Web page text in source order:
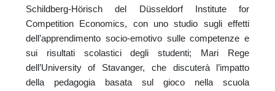
Schildberg-Hörisch del Düsseldorf Institute for
Competition Economics, con uno studio sugli effetti
dell’apprendimento socio-emotivo sulle competenze e
sui risultati scolastici degli studenti; Mari Rege
dell’University of Stavanger, che discuterà l’impatto
della pedagogia basata sul gioco nella scuola